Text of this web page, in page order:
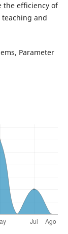
efficiency of
and
Parameter